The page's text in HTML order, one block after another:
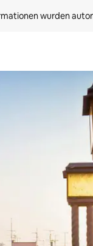
wurden
oben und unten